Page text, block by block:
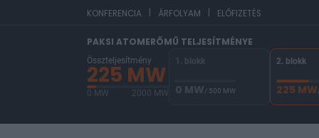
KONFERENCIA | ÁRFOLYAM | ELŐFIZETÉS
PAKSI ATOMERŐMŰ TELJESÍTMÉNYE
Összteljesítmény
225 MW
0 MW 2000 MW
1. blokk
0 MW/ 500 MW
2. blokk
225 MW